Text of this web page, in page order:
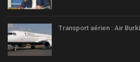
Transport aérien : Air